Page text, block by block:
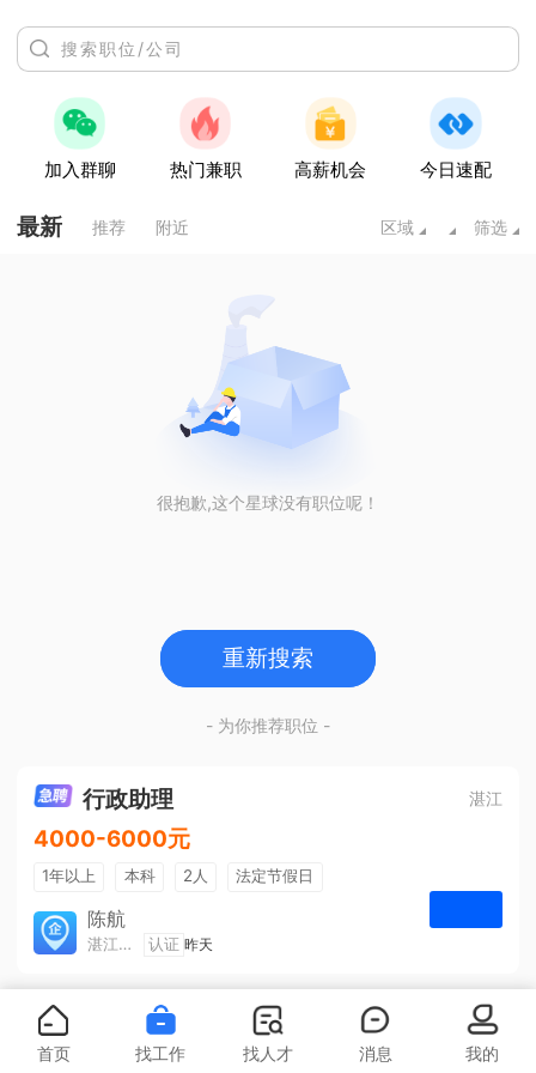
加入群聊 热门兼职 高薪机会 今日速配
最新 推荐 附近 区域 筛选
很抱歉,这个星球没有职位呢！
重新搜索
- 为你推荐职位 -
行政助理 湛江
4000-6000元
1年以上 本科 2人
法定节假日
包吃住
五险一金
陈航
湛江旅游集散中心有限公司 认证 昨天
首页 找工作 找人才 消息 我的